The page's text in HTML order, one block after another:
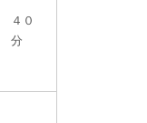
４０
分